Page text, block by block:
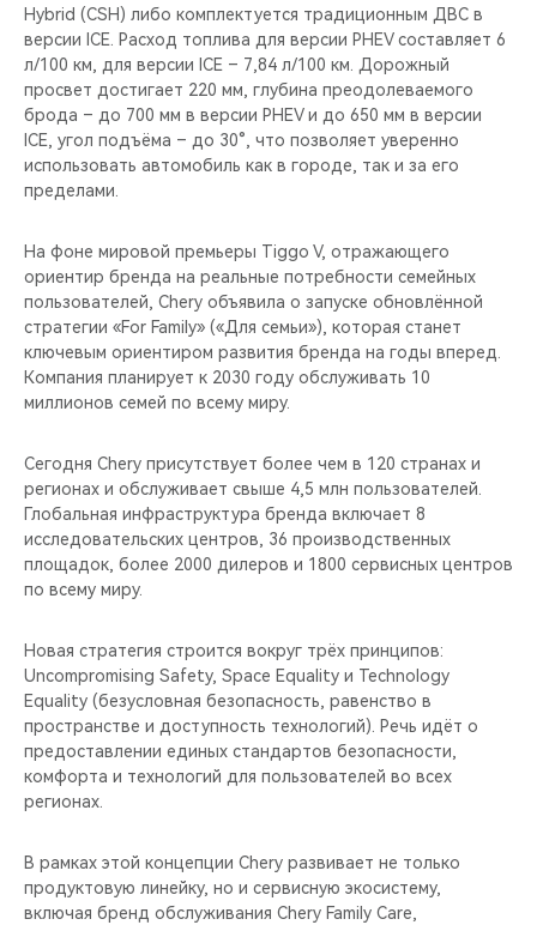
Hybrid (CSH) либо комплектуется традиционным ДВС в
версии ICE. Расход топлива для версии PHEV составляет 6
л/100 км, для версии ICE – 7,84 л/100 км. Дорожный
просвет достигает 220 мм, глубина преодолеваемого
брода – до 700 мм в версии PHEV и до 650 мм в версии
ICE, угол подъёма – до 30°, что позволяет уверенно
использовать автомобиль как в городе, так и за его
пределами.
На фоне мировой премьеры Tiggo V, отражающего
ориентир бренда на реальные потребности семейных
пользователей, Chery объявила о запуске обновлённой
стратегии «For Family» («Для семьи»), которая станет
ключевым ориентиром развития бренда на годы вперед.
Компания планирует к 2030 году обслуживать 10
миллионов семей по всему миру.
Сегодня Chery присутствует более чем в 120 странах и
регионах и обслуживает свыше 4,5 млн пользователей.
Глобальная инфраструктура бренда включает 8
исследовательских центров, 36 производственных
площадок, более 2000 дилеров и 1800 сервисных центров
по всему миру.
Новая стратегия строится вокруг трёх принципов:
Uncompromising Safety, Space Equality и Technology
Equality (безусловная безопасность, равенство в
пространстве и доступность технологий). Речь идёт о
предоставлении единых стандартов безопасности,
комфорта и технологий для пользователей во всех
регионах.
В рамках этой концепции Chery развивает не только
продуктовую линейку, но и сервисную экосистему,
включая бренд обслуживания Chery Family Care,